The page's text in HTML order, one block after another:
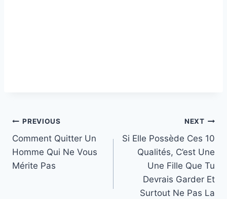
Post
navigation
PREVIOUS
Comment Quitter Un
Homme Qui Ne Vous
Mérite Pas
NEXT
Si Elle Possède Ces 10
Qualités, C’est Une
Une Fille Que Tu
Devrais Garder Et
Surtout Ne Pas La